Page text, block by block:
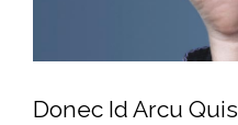
Donec Id Arcu Quis